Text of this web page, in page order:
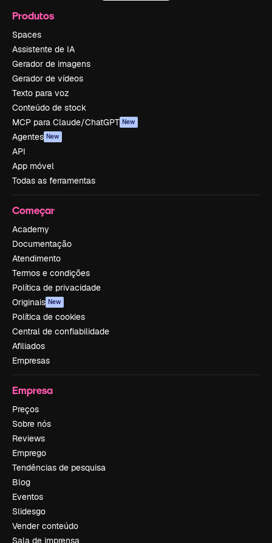
Produtos
Spaces
Assistente de IA
Gerador de imagens
Gerador de vídeos
Texto para voz
Conteúdo de stock
MCP para Claude/ChatGPT New
Agentes New
API
App móvel
Todas as ferramentas
Começar
Academy
Documentação
Atendimento
Termos e condições
Política de privacidade
Originais New
Política de cookies
Central de confiabilidade
Afiliados
Empresas
Empresa
Preços
Sobre nós
Reviews
Emprego
Tendências de pesquisa
Blog
Eventos
Slidesgo
Vender conteúdo
Sala de imprensa